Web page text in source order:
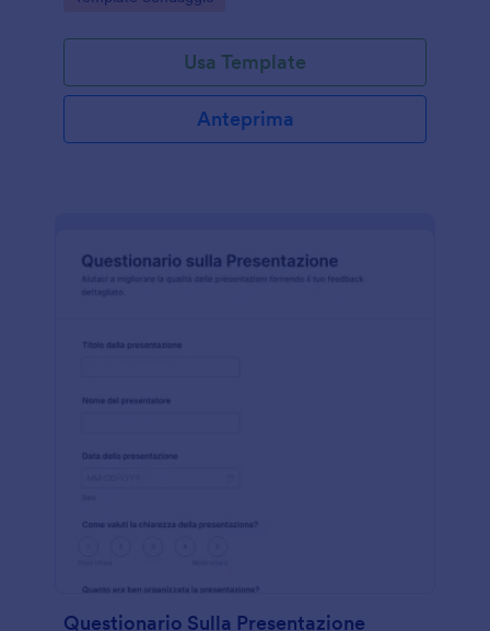
Usa Template
Anteprima
Questionario Sulla Presentazione